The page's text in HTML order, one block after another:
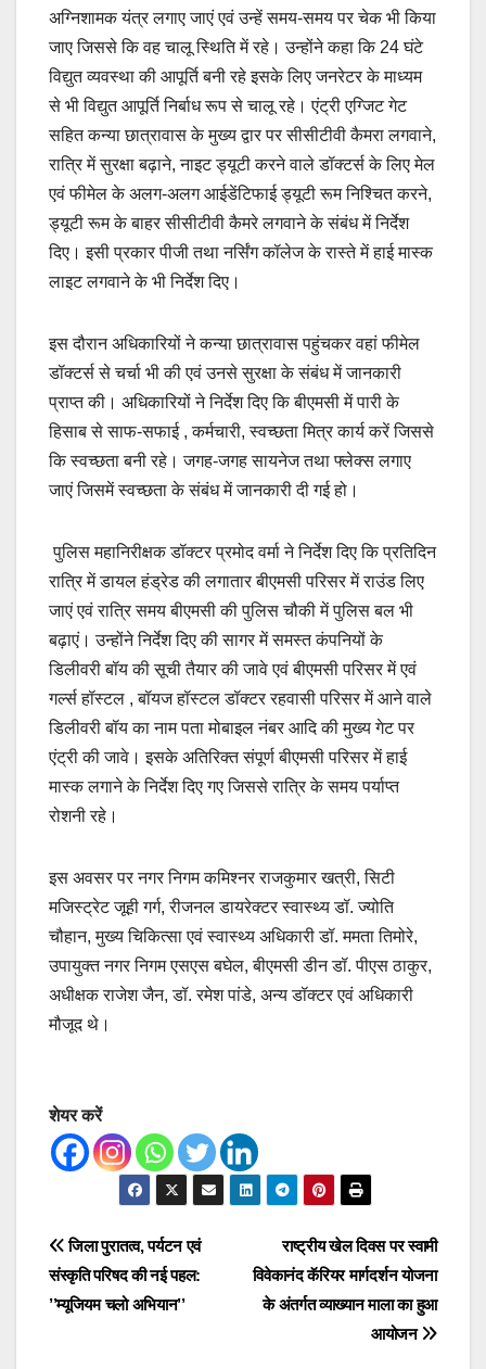
अग्निशामक यंत्र लगाए जाएं एवं उन्हें समय-समय पर चेक भी किया
जाए जिससे कि वह चालू स्थिति में रहे। उन्होंने कहा कि 24 घंटे
विद्युत व्यवस्था की आपूर्ति बनी रहे इसके लिए जनरेटर के माध्यम
से भी विद्युत आपूर्ति निर्बाध रूप से चालू रहे। एंट्री एग्जिट गेट
सहित कन्या छात्रावास के मुख्य द्वार पर सीसीटीवी कैमरा लगवाने,
रात्रि में सुरक्षा बढ़ाने, नाइट ड्यूटी करने वाले डॉक्टर्स के लिए मेल
एवं फीमेल के अलग-अलग आईडेंटिफाई ड्यूटी रूम निश्चित करने,
ड्यूटी रूम के बाहर सीसीटीवी कैमरे लगवाने के संबंध में निर्देश
दिए। इसी प्रकार पीजी तथा नर्सिंग कॉलेज के रास्ते में हाई मास्क
लाइट लगवाने के भी निर्देश दिए।
इस दौरान अधिकारियों ने कन्या छात्रावास पहुंचकर वहां फीमेल
डॉक्टर्स से चर्चा भी की एवं उनसे सुरक्षा के संबंध में जानकारी
प्राप्त की। अधिकारियों ने निर्देश दिए कि बीएमसी में पारी के
हिसाब से साफ-सफाई , कर्मचारी, स्वच्छता मित्र कार्य करें जिससे
कि स्वच्छता बनी रहे। जगह-जगह सायनेज तथा फ्लेक्स लगाए
जाएं जिसमें स्वच्छता के संबंध में जानकारी दी गई हो।
पुलिस महानिरीक्षक डॉक्टर प्रमोद वर्मा ने निर्देश दिए कि प्रतिदिन
रात्रि में डायल हंड्रेड की लगातार बीएमसी परिसर में राउंड लिए
जाएं एवं रात्रि समय बीएमसी की पुलिस चौकी में पुलिस बल भी
बढ़ाएं। उन्होंने निर्देश दिए की सागर में समस्त कंपनियों के
डिलीवरी बॉय की सूची तैयार की जावे एवं बीएमसी परिसर में एवं
गर्ल्स हॉस्टल , बॉयज हॉस्टल डॉक्टर रहवासी परिसर में आने वाले
डिलीवरी बॉय का नाम पता मोबाइल नंबर आदि की मुख्य गेट पर
एंट्री की जावे। इसके अतिरिक्त संपूर्ण बीएमसी परिसर में हाई
मास्क लगाने के निर्देश दिए गए जिससे रात्रि के समय पर्याप्त
रोशनी रहे।
इस अवसर पर नगर निगम कमिश्नर राजकुमार खत्री, सिटी
मजिस्ट्रेट जूही गर्ग, रीजनल डायरेक्टर स्वास्थ्य डॉ. ज्योति
चौहान, मुख्य चिकित्सा एवं स्वास्थ्य अधिकारी डॉ. ममता तिमोरे,
उपायुक्त नगर निगम एसएस बघेल, बीएमसी डीन डॉ. पीएस ठाकुर,
अधीक्षक राजेश जैन, डॉ. रमेश पांडे, अन्य डॉक्टर एवं अधिकारी
मौजूद थे।
शेयर करें
Post
navigation
राष्ट्रीय खेल दिवस पर स्वामी
विवेकानंद कॅरियर मार्गदर्शन योजना
के अंतर्गत व्याख्यान माला का हुआ
आयोजन
जिला पुरातत्व, पर्यटन एवं
संस्कृति परिषद की नई पहल:
’’म्यूजियम चलो अभियान’’